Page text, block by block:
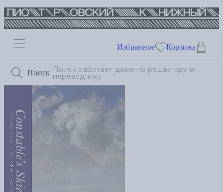
Поиск
Избранное Корзина